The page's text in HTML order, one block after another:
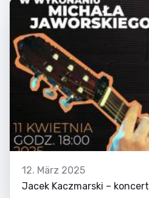
12. März 2025
Jacek Kaczmarski – koncert